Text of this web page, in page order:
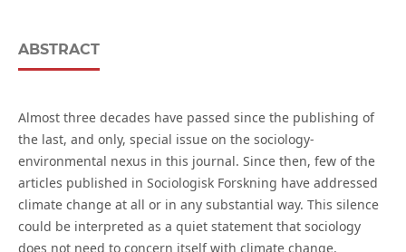
ABSTRACT
Almost three decades have passed since the publishing of
the last, and only, special issue on the sociology-
environmental nexus in this journal. Since then, few of the
articles published in Sociologisk Forskning have addressed
climate change at all or in any substantial way. This silence
could be interpreted as a quiet statement that sociology
does not need to concern itself with climate change.